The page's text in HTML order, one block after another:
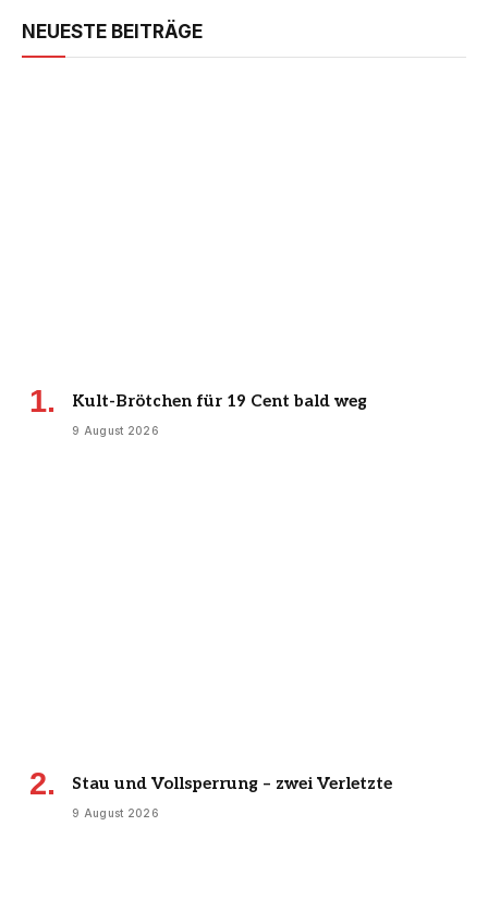
NEUESTE BEITRÄGE
Kult-Brötchen für 19 Cent bald weg
9 August 2026
Stau und Vollsperrung – zwei Verletzte
9 August 2026